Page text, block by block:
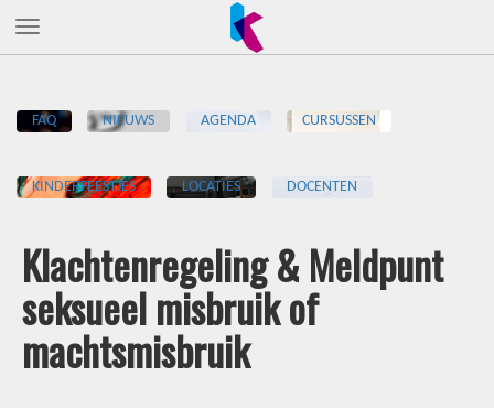
FAQ NIEUWS AGENDA CURSUSSEN
KINDERFEESTJES LOCATIES DOCENTEN
Klachtenregeling & Meldpunt
seksueel misbruik of
machtsmisbruik